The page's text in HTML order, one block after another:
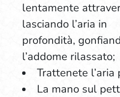
lentamente
lasciando l’aria in
profondità,
l’addome rilassato;
Trattenete
La mano sul